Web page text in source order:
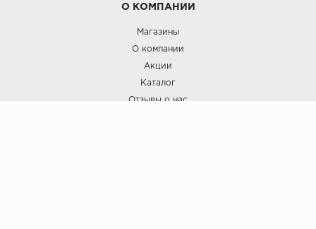
О КОМПАНИИ
Магазины
О компании
Акции
Каталог
Отзывы о нас